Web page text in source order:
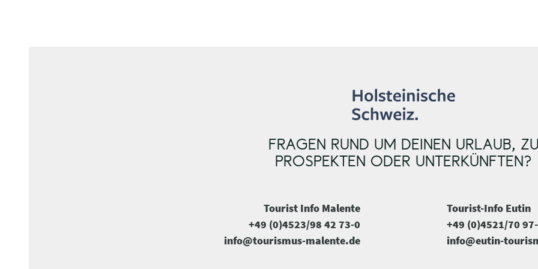
FRAGEN RUND UM DEINEN URLAUB, ZU
PROSPEKTEN ODER UNTERKÜNFTEN?
Tourist Info Malente
+49 (0)4523/98 42 73-0
info@tourismus-malente.de
Tourist-Info Eutin
+49 (0)4521/70
info@eutin-